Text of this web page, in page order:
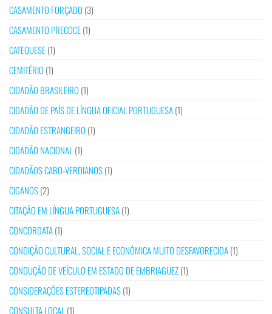
CASAMENTO FORÇADO (3)
CASAMENTO PRECOCE(1)
CATEQUESE(1)
CEMITÉRIO (1)
CIDADÃO BRASILEIRO (1)
CIDADÃO DE PAÍS DE LÍNGUA OFICIAL PORTUGUESA(1)
CIDADÃO ESTRANGEIRO (1)
CIDADÃO NACIONAL (1)
CIDADÃOS CABO-VERDIANOS(1)
CIGANOS(2)
CITAÇÃO EM LÍNGUA PORTUGUESA(1)
CONCORDATA(1)
CONDIÇÃO CULTURAL, SOCIAL E ECONÓMICA MUITO DESFAVORECIDA(1)
CONDUÇÃO DE VEÍCULO EM ESTADO DE EMBRIAGUEZ(1)
CONSIDERAÇÕES ESTEREOTIPADAS(1)
CONSULTA LOCAL (1)